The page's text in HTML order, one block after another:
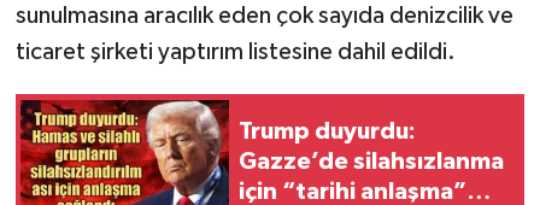
sunulmasına aracılık eden çok sayıda denizcilik ve
ticaret şirketi yaptırım listesine dahil edildi.
Trump duyurdu:
Gazze’de silahsızlanma
için “tarihi anlaşma”